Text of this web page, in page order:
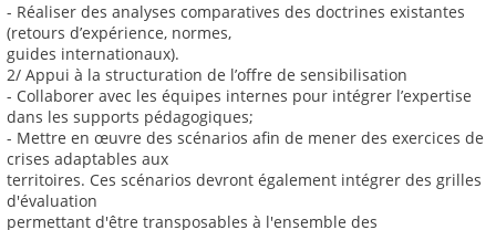
- Réaliser des analyses comparatives des doctrines existantes
(retours d’expérience, normes,
guides internationaux).
2/ Appui à la structuration de l’offre de sensibilisation
- Collaborer avec les équipes internes pour intégrer l’expertise
dans les supports pédagogiques;
- Mettre en œuvre des scénarios afin de mener des exercices de
crises adaptables aux
territoires. Ces scénarios devront également intégrer des grilles
d'évaluation
permettant d'être transposables à l'ensemble des